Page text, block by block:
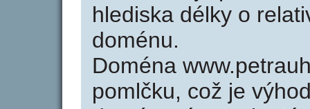
hlediska délky o
doménu.
Doména
pomlčku, což je